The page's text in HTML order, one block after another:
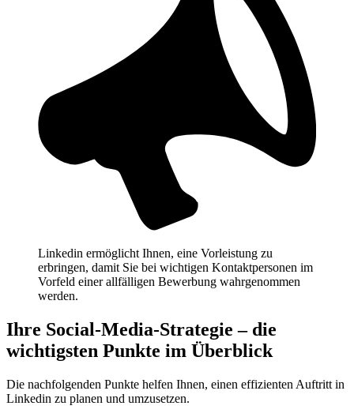
Linkedin ermöglicht Ihnen, eine Vorleistung zu
erbringen, damit Sie bei wichtigen Kontaktpersonen im
Vorfeld einer allfälligen Bewerbung wahrgenommen
werden.
Ihre Social-Media-Strategie – die
wichtigsten Punkte im Überblick
Die nachfolgenden Punkte helfen Ihnen, einen effizienten Auftritt in
Linkedin zu planen und umzusetzen.